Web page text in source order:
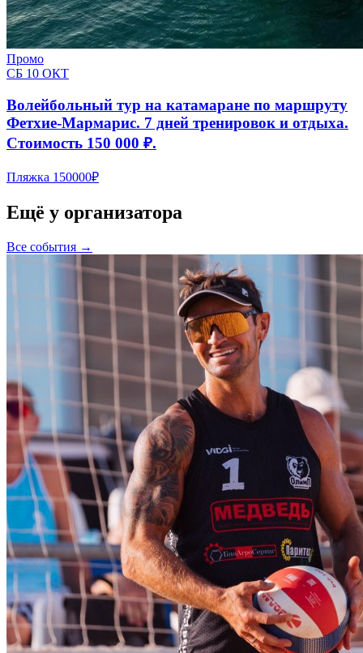
Промо
СБ 10 ОКТ
Волейбольный тур на катамаране по маршруту
Фетхие-Мармарис. 7 дней тренировок и отдыха.
Стоимость 150 000 ₽.
Пляжка 150000₽
Ещё у организатора
Все события →